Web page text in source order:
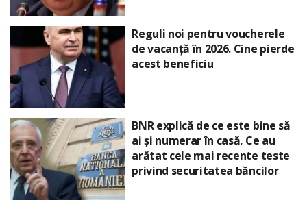
Reguli noi pentru voucherele
de vacanță în 2026. Cine pierde
acest beneficiu
BNR explică de ce este bine să
ai și numerar în casă. Ce au
arătat cele mai recente teste
privind securitatea băncilor